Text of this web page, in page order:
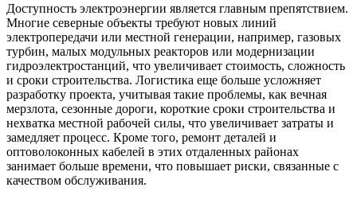
Доступность электроэнергии является главным препятствием.
Многие северные объекты требуют новых линий
электропередачи или местной генерации, например, газовых
турбин, малых модульных реакторов или модернизации
гидроэлектростанций, что увеличивает стоимость, сложность
и сроки строительства. Логистика еще больше усложняет
разработку проекта, учитывая такие проблемы, как вечная
мерзлота, сезонные дороги, короткие сроки строительства и
нехватка местной рабочей силы, что увеличивает затраты и
замедляет процесс. Кроме того, ремонт деталей и
оптоволоконных кабелей в этих отдаленных районах
занимает больше времени, что повышает риски, связанные с
качеством обслуживания.